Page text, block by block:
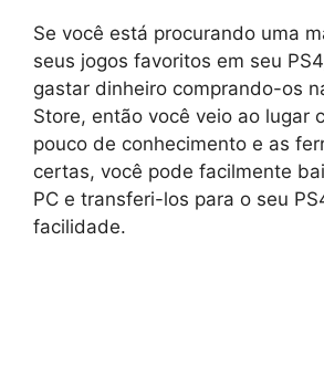
Se você está procurando uma
seus jogos favoritos em seu
gastar dinheiro comprando-os
Store, então você veio ao lugar
pouco de conhecimento e as
certas, você pode facilmente
PC e transferi-los para o seu
facilidade.